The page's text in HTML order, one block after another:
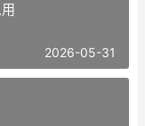
2026-05-31